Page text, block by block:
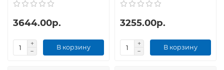
3644.00р.
В корзину
3255.00р.
В корзину